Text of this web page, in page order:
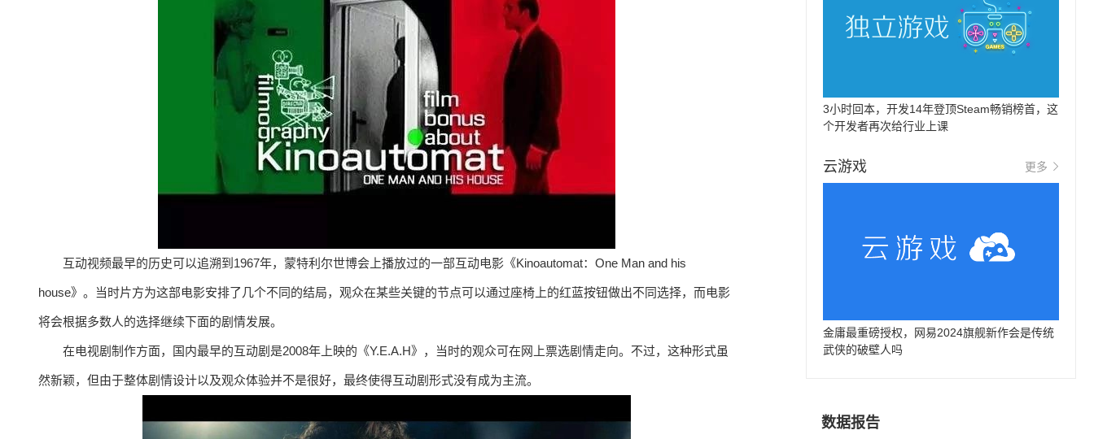
互动视频最早的历史可以追溯到1967年，蒙特利尔世博会上播放过的一部互动电影《Kinoautomat：One Man and his
house》。当时片方为这部电影安排了几个不同的结局，观众在某些关键的节点可以通过座椅上的红蓝按钮做出不同选择，而电影
将会根据多数人的选择继续下面的剧情发展。
在电视剧制作方面，国内最早的互动剧是2008年上映的《Y.E.A.H》，当时的观众可在网上票选剧情走向。不过，这种形式虽
然新颖，但由于整体剧情设计以及观众体验并不是很好，最终使得互动剧形式没有成为主流。
3小时回本，开发14年登顶Steam畅销榜首，这
个开发者再次给行业上课
云游戏 更多
金庸最重磅授权，网易2024旗舰新作会是传统
武侠的破壁人吗
数据报告